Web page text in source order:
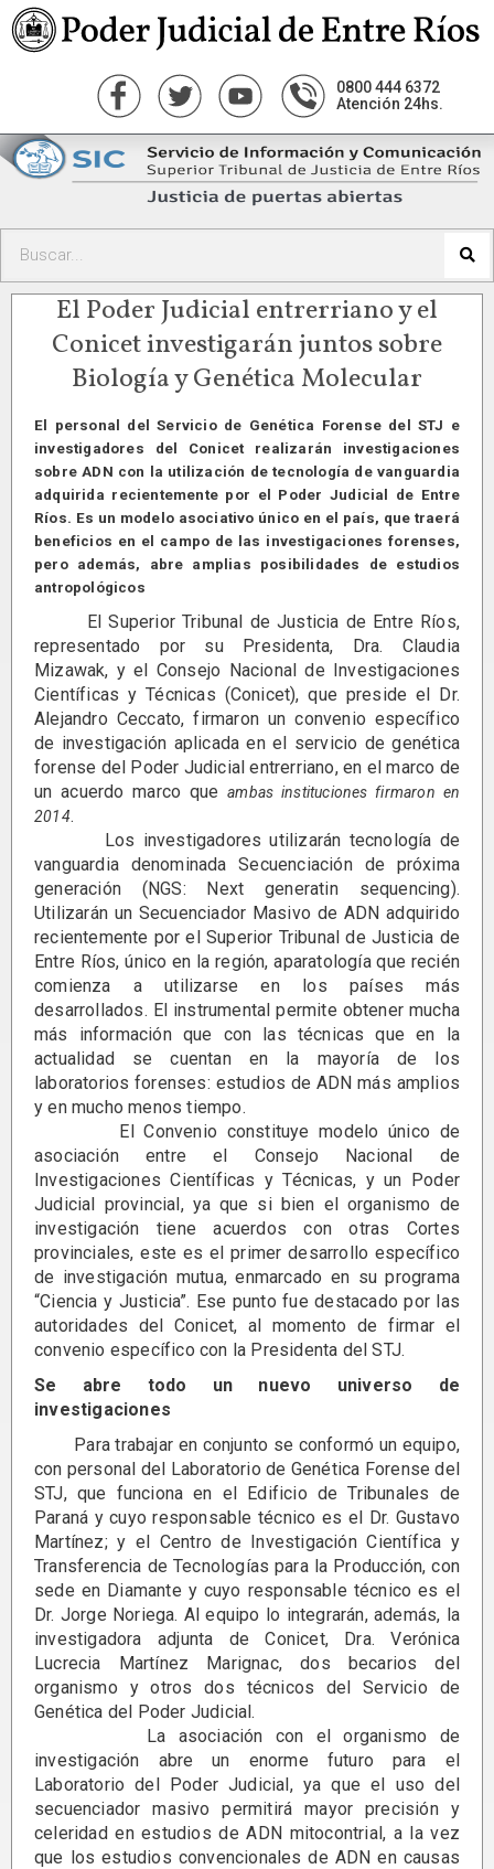
0800 444 6372
Atención 24hs.
El Poder Judicial entrerriano y el
Conicet investigarán juntos sobre
Biología y Genética Molecular
El personal del Servicio de Genética Forense del STJ e
investigadores del Conicet realizarán investigaciones
sobre ADN con la utilización de tecnología de vanguardia
adquirida recientemente por el Poder Judicial de Entre
Ríos. Es un modelo asociativo único en el país, que traerá
beneficios en el campo de las investigaciones forenses,
pero además, abre amplias posibilidades de estudios
antropológicos
El Superior Tribunal de Justicia de Entre Ríos,
representado por su Presidenta, Dra. Claudia
Mizawak, y el Consejo Nacional de Investigaciones
Científicas y Técnicas (Conicet), que preside el Dr.
Alejandro Ceccato, firmaron un convenio específico
de investigación aplicada en el servicio de genética
forense del Poder Judicial entrerriano, en el marco de
un acuerdo marco queambas instituciones firmaron en
2014.
Los investigadores utilizarán tecnología de
vanguardia denominada Secuenciación de próxima
generación (NGS: Next generatin sequencing).
Utilizarán un Secuenciador Masivo de ADN adquirido
recientemente por el Superior Tribunal de Justicia de
Entre Ríos, único en la región, aparatología que recién
comienza a utilizarse en los países más
desarrollados. El instrumental permite obtener mucha
más información que con las técnicas que en la
actualidad se cuentan en la mayoría de los
laboratorios forenses: estudios de ADN más amplios
y en mucho menos tiempo.
El Convenio constituye modelo único de
asociación entre el Consejo Nacional de
Investigaciones Científicas y Técnicas, y un Poder
Judicial provincial, ya que si bien el organismo de
investigación tiene acuerdos con otras Cortes
provinciales, este es el primer desarrollo específico
de investigación mutua, enmarcado en su programa
“Ciencia y Justicia”. Ese punto fue destacado por las
autoridades del Conicet, al momento de firmar el
convenio específico con la Presidenta del STJ.
Se abre todo un nuevo universo de
investigaciones
Para trabajar en conjunto se conformó un equipo,
con personal del Laboratorio de Genética Forense del
STJ, que funciona en el Edificio de Tribunales de
Paraná y cuyo responsable técnico es el Dr. Gustavo
Martínez; y el Centro de Investigación Científica y
Transferencia de Tecnologías para la Producción, con
sede en Diamante y cuyo responsable técnico es el
Dr. Jorge Noriega. Al equipo lo integrarán, además, la
investigadora adjunta de Conicet, Dra. Verónica
Lucrecia Martínez Marignac, dos becarios del
organismo y otros dos técnicos del Servicio de
Genética del Poder Judicial.
La asociación con el organismo de
investigación abre un enorme futuro para el
Laboratorio del Poder Judicial, ya que el uso del
secuenciador masivo permitirá mayor precisión y
celeridad en estudios de ADN mitocontrial, a la vez
que los estudios convencionales de ADN en causas